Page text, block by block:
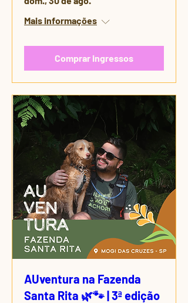
Mais informações
Comprar ingressos
AUventura na Fazenda
Santa Rita 🌿🐾 | 3ª edição